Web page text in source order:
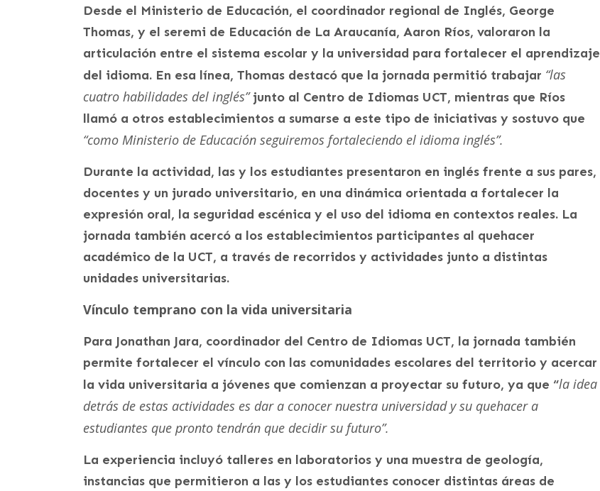
​Desde el Ministerio de Educación, el coordinador regional de Inglés, George
Thomas, y el seremi de Educación de La Araucanía, Aaron Ríos, valoraron la
articulación entre el sistema escolar y la universidad para fortalecer el aprendizaje
del idioma. En esa línea, Thomas destacó que la jornada permitió trabajar “las
cuatro habilidades del inglés”junto al Centro de Idiomas UCT, mientras que Ríos
llamó a otros establecimientos a sumarse a este tipo de iniciativas y sostuvo que
“como Ministerio de Educación seguiremos fortaleciendo el idioma inglés”.
Durante la actividad, las y los estudiantes presentaron en inglés frente a sus pares,
docentes y un jurado universitario, en una dinámica orientada a fortalecer la
expresión oral, la seguridad escénica y el uso del idioma en contextos reales. La
jornada también acercó a los establecimientos participantes al quehacer
académico de la UCT, a través de recorridos y actividades junto a distintas
unidades universitarias.
Vínculo temprano con la vida universitaria
Para Jonathan Jara, coordinador del Centro de Idiomas UCT, la jornada también
permite fortalecer el vínculo con las comunidades escolares del territorio y acercar
la vida universitaria a jóvenes que comienzan a proyectar su futuro, ya que “la idea
detrás de estas actividades es dar a conocer nuestra universidad y su quehacer a
estudiantes que pronto tendrán que decidir su futuro”.
La experiencia incluyó talleres en laboratorios y una muestra de geología,
instancias que permitieron a las y los estudiantes conocer distintas áreas de